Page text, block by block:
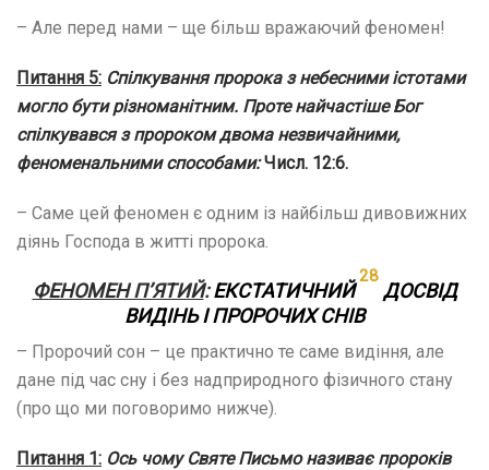
– Але перед нами – ще більш вражаючий феномен!
Питання 5: Спілкування пророка з небесними істотами
могло бути різноманітним. Проте найчастіше Бог
спілкувався з пророком двома незвичайними,
феноменальними способами:Числ. 12:6.
– Саме цей феномен є одним із найбільш дивовижних
діянь Господа в житті пророка.
ФЕНОМЕН П’ЯТИЙ: ЕКСТАТИЧНИЙ
28
ДОСВІД
ВИДІНЬ ІПРОРОЧИХ СНІВ
– Пророчий сон – це практично те саме видіння, але
дане під час сну і без надприродного фізичного стану
(про що ми поговоримо нижче).
Питання 1: Ось чому Святе Письмо називає пророків